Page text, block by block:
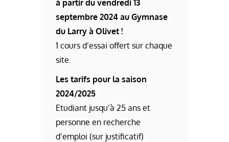
à partir du vendredi 13
septembre 2024 au Gymnase
du Larry à Olivet !
1 cours d’essai offert sur chaque
site.
Les tarifs pour la saison
2024/2025
Etudiant jusqu’à 25 ans et
personne en recherche
d’emploi (sur justificatif)